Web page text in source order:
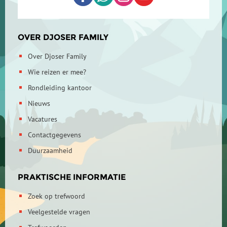
OVER DJOSER FAMILY
Over Djoser Family
Wie reizen er mee?
Rondleiding kantoor
Nieuws
Vacatures
Contactgegevens
Duurzaamheid
PRAKTISCHE INFORMATIE
Zoek op trefwoord
Veelgestelde vragen